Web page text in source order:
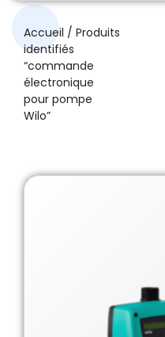
Accueil / Produits
identifiés
“commande
électronique
pour pompe
Wilo”